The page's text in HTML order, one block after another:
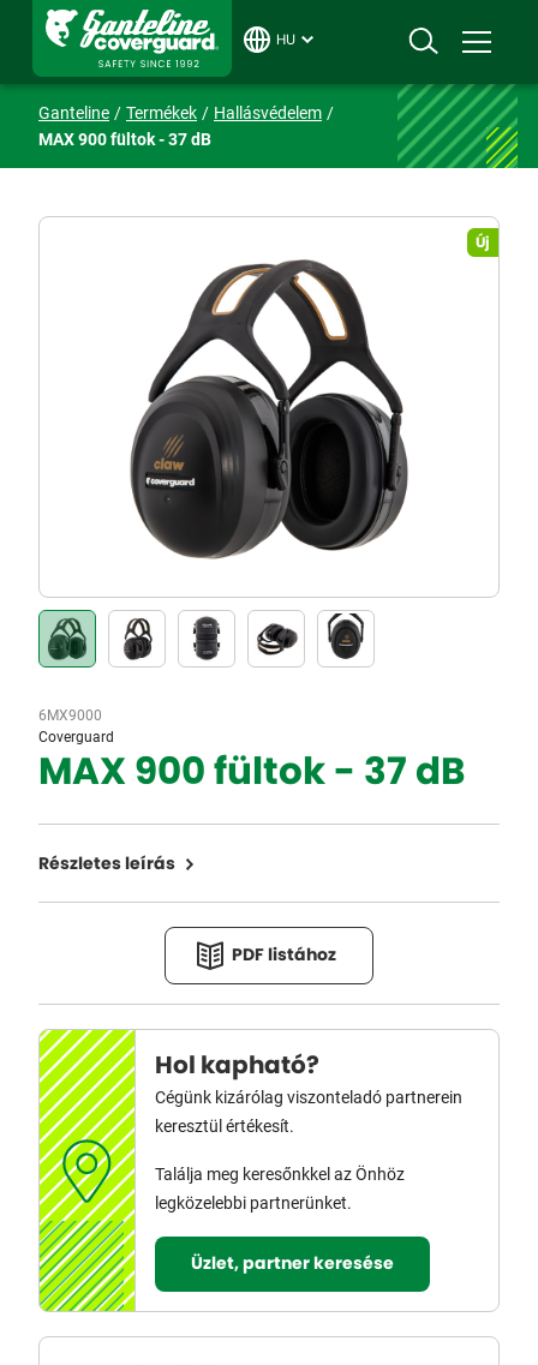
HU
Ganteline Termékek
Hallásvédelem
MAX 900 fültok - 37 dB
Új
6MX9000
Coverguard
MAX 900 fültok - 37 dB
Részletes leírás
PDF listához
Hol kapható?
Cégünk kizárólag viszonteladó partnerein
keresztül értékesít.
Találja meg keresőnkkel az Önhöz
legközelebbi partnerünket.
Üzlet, partner keresése